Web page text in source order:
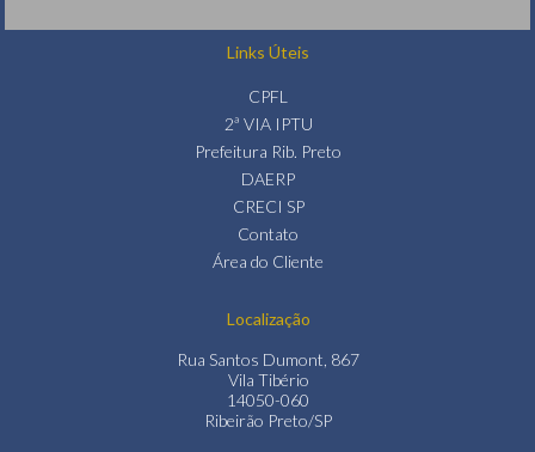
Links Úteis
CPFL
2ª VIA IPTU
Prefeitura Rib. Preto
DAERP
CRECI SP
Contato
Área do Cliente
Localização
Rua Santos Dumont, 867
Vila Tibério
14050-060
Ribeirão Preto/SP